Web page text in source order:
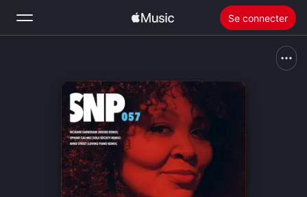
Se connecter
Accueil
Nouveautés
Installer Apple Music